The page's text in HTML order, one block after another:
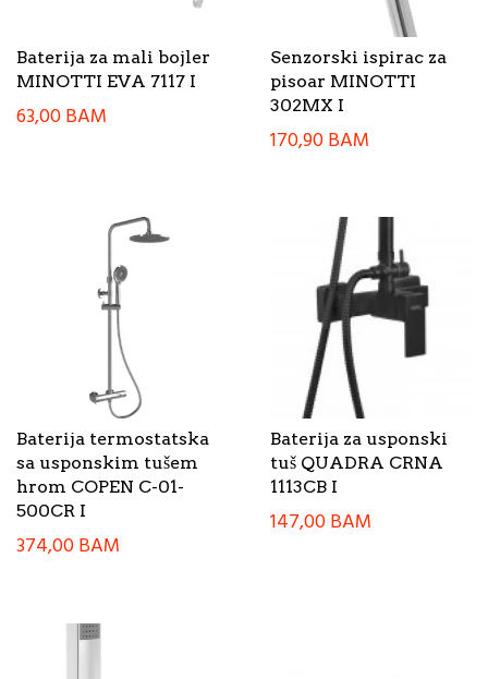
Baterija za mali bojler
MINOTTI EVA 7117 I
63,00BAM
Senzorski ispirac za
pisoar MINOTTI
302MX I
170,90BAM
Baterija termostatska
sa usponskim tušem
hrom COPEN C-01-
500CR I
374,00BAM
Baterija za usponski
tuš QUADRA CRNA
1113CB I
147,00BAM